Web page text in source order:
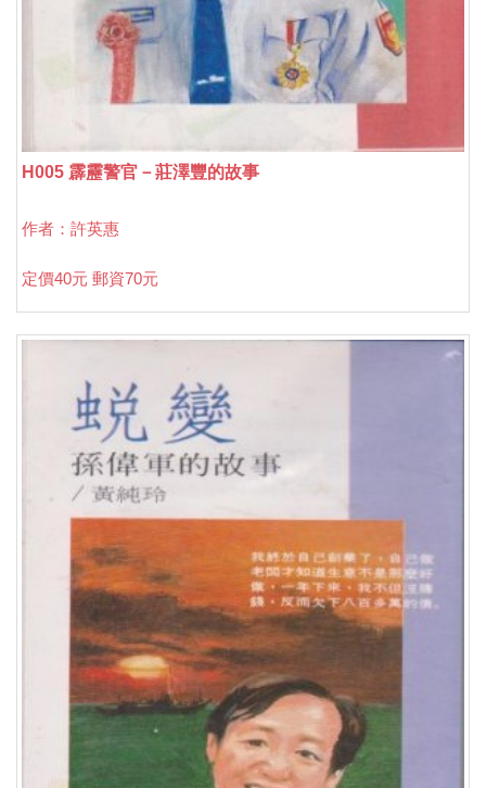
H005 霹靂警官－莊澤豐的故事
作者：許英惠
定價40元 郵資70元